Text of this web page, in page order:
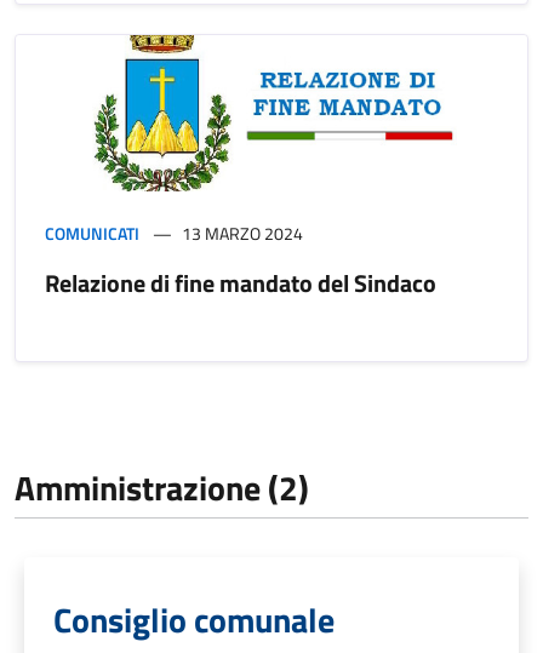
COMUNICATI 13 MARZO 2024
Relazione di fine mandato del Sindaco
Amministrazione (2)
Consiglio comunale